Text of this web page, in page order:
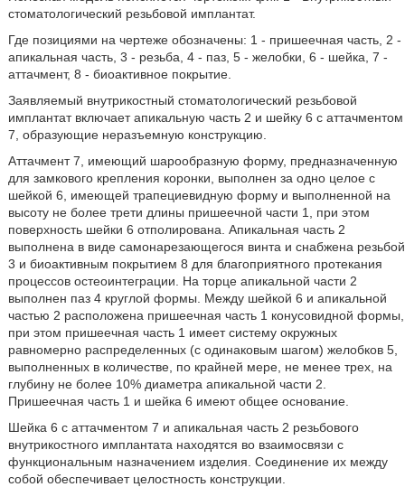
стоматологический резьбовой имплантат.
Где позициями на чертеже обозначены: 1 - пришеечная часть, 2 -
апикальная часть, 3 - резьба, 4 - паз, 5 - желобки, 6 - шейка, 7 -
аттачмент, 8 - биоактивное покрытие.
Заявляемый внутрикостный стоматологический резьбовой
имплантат включает апикальную часть 2 и шейку 6 с аттачментом
7, образующие неразъемную конструкцию.
Аттачмент 7, имеющий шарообразную форму, предназначенную
для замкового крепления коронки, выполнен за одно целое с
шейкой 6, имеющей трапециевидную форму и выполненной на
высоту не более трети длины пришеечной части 1, при этом
поверхность шейки 6 отполирована. Апикальная часть 2
выполнена в виде самонарезающегося винта и снабжена резьбой
3 и биоактивным покрытием 8 для благоприятного протекания
процессов остеоинтеграции. На торце апикальной части 2
выполнен паз 4 круглой формы. Между шейкой 6 и апикальной
частью 2 расположена пришеечная часть 1 конусовидной формы,
при этом пришеечная часть 1 имеет систему окружных
равномерно распределенных (с одинаковым шагом) желобков 5,
выполненных в количестве, по крайней мере, не менее трех, на
глубину не более 10% диаметра апикальной части 2.
Пришеечная часть 1 и шейка 6 имеют общее основание.
Шейка 6 с аттачментом 7 и апикальная часть 2 резьбового
внутрикостного имплантата находятся во взаимосвязи с
функциональным назначением изделия. Соединение их между
собой обеспечивает целостность конструкции.